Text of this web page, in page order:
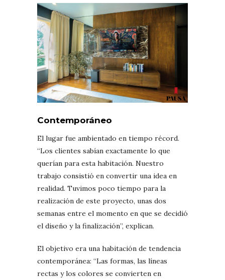
Contemporáneo
El lugar fue ambientado en tiempo récord.
“Los clientes sabían exactamente lo que
querían para esta habitación. Nuestro
trabajo consistió en convertir una idea en
realidad. Tuvimos poco tiempo para la
realización de este proyecto, unas dos
semanas entre el momento en que se decidió
el diseño y la finalización”, explican.
El objetivo era una habitación de tendencia
contemporánea: “Las formas, las líneas
rectas y los colores se convierten en